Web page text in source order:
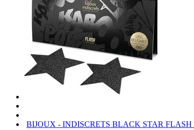
BIJOUX - INDISCRETS BLACK STAR FLASH